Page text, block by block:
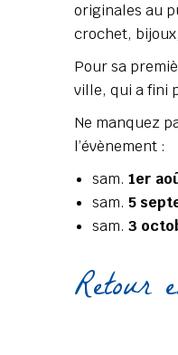
originales au
crochet,
Pour sa
ville, qui a fini
Ne manquez
l’évènement :
sam. 1er
sam. 5
sam. 3
Retour